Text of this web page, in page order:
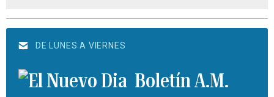
DE LUNES A VIERNES
Boletín A.M.